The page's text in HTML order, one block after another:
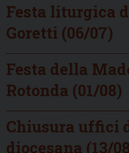
Festa liturgica
Goretti (06/07)
Festa della
Rotonda (01/08)
Chiusura uffici
diocesana (13/